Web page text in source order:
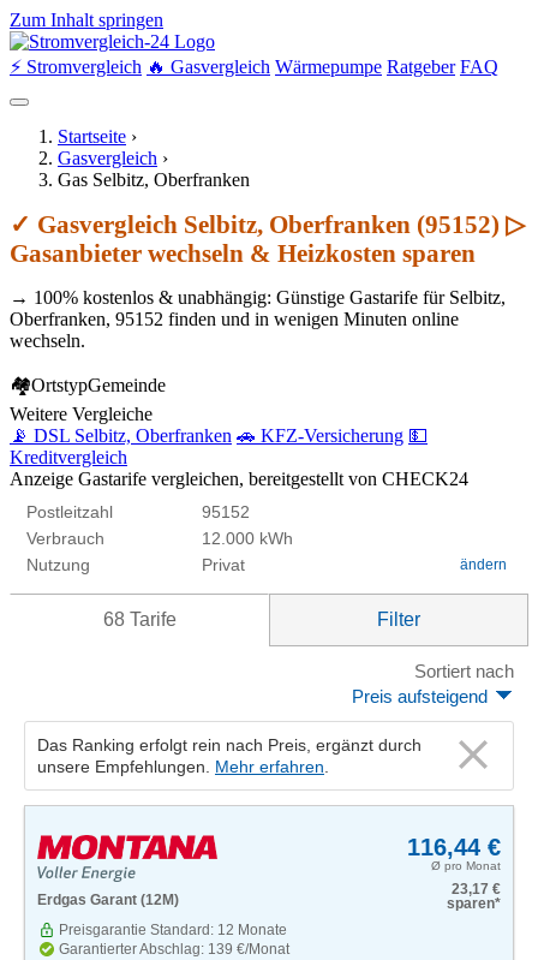
Zum Inhalt springen
⚡ Stromvergleich 🔥 Gasvergleich Wärmepumpe Ratgeber FAQ
Startseite ›
Gasvergleich ›
Gas Selbitz, Oberfranken
✓ Gasvergleich Selbitz, Oberfranken (95152) ▷
Gasanbieter wechseln & Heizkosten sparen
→ 100% kostenlos & unabhängig: Günstige Gastarife für Selbitz,
Oberfranken, 95152 finden und in wenigen Minuten online
wechseln.
🏘OrtstypGemeinde
Weitere Vergleiche
📡 DSL Selbitz, Oberfranken 🚗 KFZ-Versicherung 💵
Kreditvergleich
Anzeige Gastarife vergleichen, bereitgestellt von CHECK24